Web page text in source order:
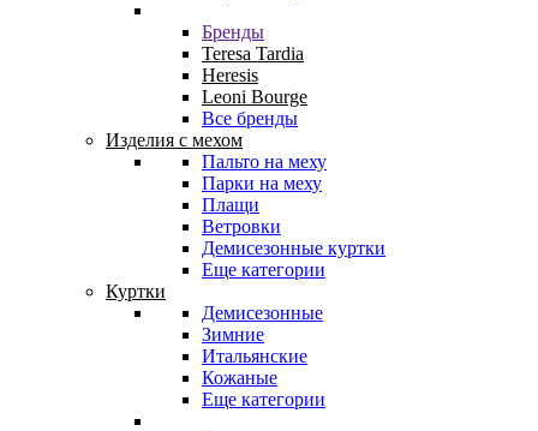
Бренды
Teresa Tardia
Heresis
Leoni Bourge
Все бренды
Изделия с мехом
Пальто на меху
Парки на меху
Плащи
Ветровки
Демисезонные куртки
Еще категории
Куртки
Демисезонные
Зимние
Итальянские
Кожаные
Еще категории